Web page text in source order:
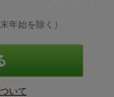
年始を除く）
いて